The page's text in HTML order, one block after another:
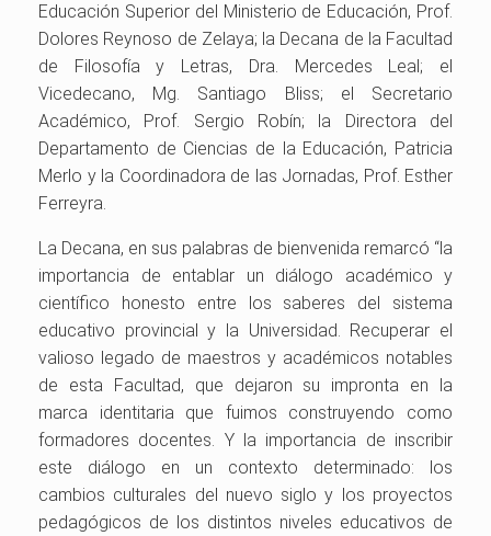
Educación Superior del Ministerio de Educación, Prof.
Dolores Reynoso de Zelaya; la Decana de la Facultad
de Filosofía y Letras, Dra. Mercedes Leal; el
Vicedecano, Mg. Santiago Bliss; el Secretario
Académico, Prof. Sergio Robín; la Directora del
Departamento de Ciencias de la Educación, Patricia
Merlo y la Coordinadora de las Jornadas, Prof. Esther
Ferreyra.
La Decana, en sus palabras de bienvenida remarcó “la
importancia de entablar un diálogo académico y
científico honesto entre los saberes del sistema
educativo provincial y la Universidad. Recuperar el
valioso legado de maestros y académicos notables
de esta Facultad, que dejaron su impronta en la
marca identitaria que fuimos construyendo como
formadores docentes. Y la importancia de inscribir
este diálogo en un contexto determinado: los
cambios culturales del nuevo siglo y los proyectos
pedagógicos de los distintos niveles educativos de